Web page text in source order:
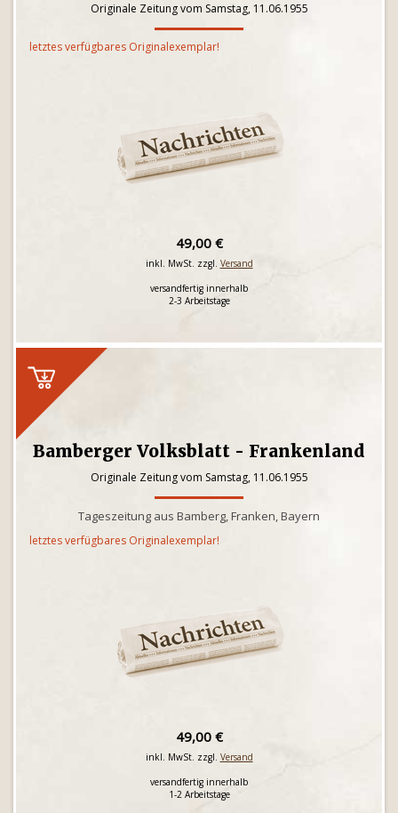
Originale Zeitung vom Samstag, 11.06.1955
letztes verfügbares Originalexemplar!
49,00 €
inkl. MwSt. zzgl. Versand
versandfertig innerhalb
2-3 Arbeitstage
Bamberger Volksblatt - Frankenland
Originale Zeitung vom Samstag, 11.06.1955
Tageszeitung aus Bamberg, Franken, Bayern
letztes verfügbares Originalexemplar!
49,00 €
inkl. MwSt. zzgl. Versand
versandfertig innerhalb
1-2 Arbeitstage